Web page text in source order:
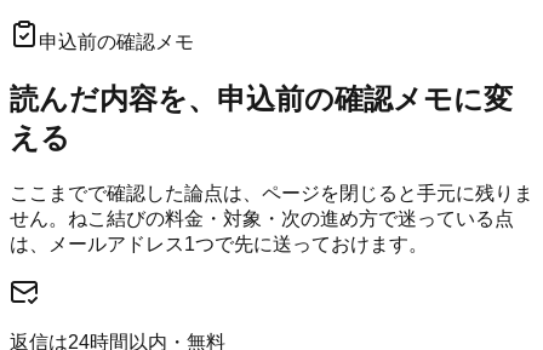
申込前の確認メモ
読んだ内容を、申込前の確認メモに変
える
ここまでで確認した論点は、ページを閉じると手元に残りま
せん。 ねこ結びの料金・対象・次の進め方で迷っている点
は、メールアドレス1つで先に送っておけます。
返信は24時間以内・無料